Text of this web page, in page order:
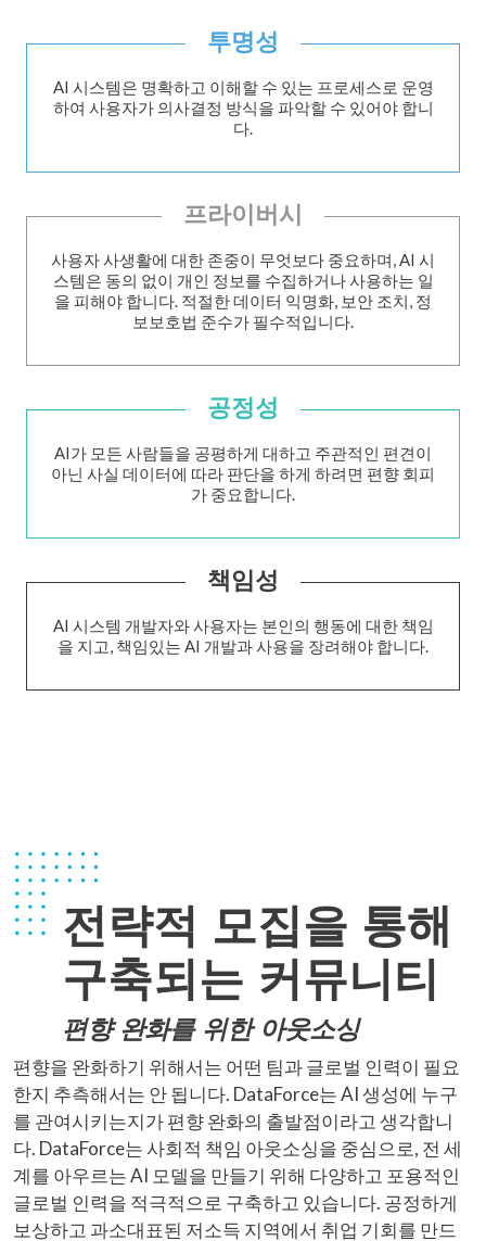
투명성
AI 시스템은 명확하고 이해할 수 있는 프로세스로 운영
하여 사용자가 의사결정 방식을 파악할 수 있어야 합니
다.
프라이버시
사용자 사생활에 대한 존중이 무엇보다 중요하며, AI 시
스템은 동의 없이 개인 정보를 수집하거나 사용하는 일
을 피해야 합니다. 적절한 데이터 익명화, 보안 조치, 정
보보호법 준수가 필수적입니다.
공정성
AI가 모든 사람들을 공평하게 대하고 주관적인 편견이
아닌 사실 데이터에 따라 판단을 하게 하려면 편향 회피
가 중요합니다.
책임성
AI 시스템 개발자와 사용자는 본인의 행동에 대한 책임
을 지고, 책임있는 AI 개발과 사용을 장려해야 합니다.
전략적 모집을 통해
구축되는 커뮤니티
편향 완화를 위한 아웃소싱
편향을 완화하기 위해서는 어떤 팀과 글로벌 인력이 필요
한지 추측해서는 안 됩니다. DataForce는 AI 생성에 누구
를 관여시키는지가 편향 완화의 출발점이라고 생각합니
다. DataForce는 사회적 책임 아웃소싱을 중심으로, 전 세
계를 아우르는 AI 모델을 만들기 위해 다양하고 포용적인
글로벌 인력을 적극적으로 구축하고 있습니다. 공정하게
보상하고 과소대표된 저소득 지역에서 취업 기회를 만드